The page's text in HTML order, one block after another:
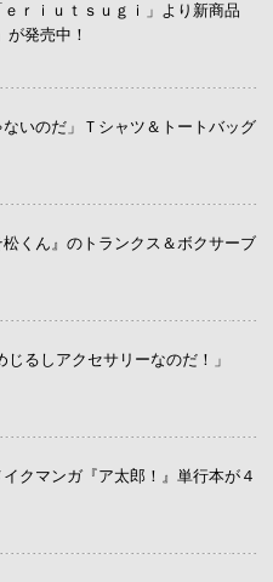
ｒｉｕｔｓｕｇｉ」より新商品
が発売中！
いのだ」Ｔシャツ＆トートバッグ
松くん』のトランクス＆ボクサーブ
るしアクセサリーなのだ！」
クマンガ『ア太郎！』単行本が４